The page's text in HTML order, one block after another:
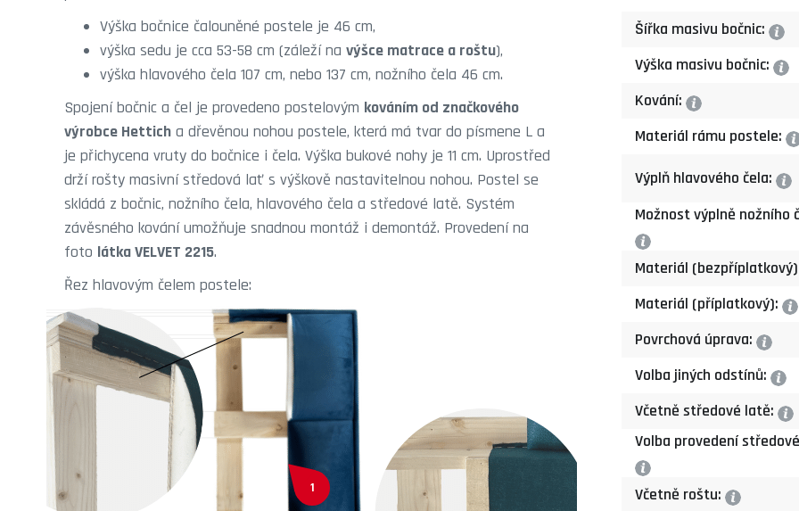
Výška bočnice čalouněné postele je 46 cm,
výška sedu je cca 53-58 cm (záleží na výšce matrace a roštu),
výška hlavového čela 107 cm, nebo 137 cm, nožního čela 46 cm.
Spojení bočnic a čel je provedeno postelovým kováním od značkového
výrobce Hettich a dřevěnou nohou postele, která má tvar do písmene L a
je přichycena vruty do bočnice i čela. Výška bukové nohy je 11 cm. Uprostřed
drží rošty masivní středová lať s výškově nastavitelnou nohou. Postel se
skládá z bočnic, nožního čela, hlavového čela a středové latě. Systém
závěsného kování umožňuje snadnou montáž i demontáž. Provedení na
foto látka VELVET 2215.
Řez hlavovým čelem postele:
1
Šířka masivu bočnic: ?
Výška masivu bočnic: ?
Kování: ?
Materiál rámu postele: ?
Výplň hlavového čela: ?
Možnost výplně nožního
?
Materiál
Materiál (příplatkový): ?
Povrchová úprava: ?
Volba jiných odstínů: ?
Včetně středové latě: ?
Volba provedení
?
Včetně roštu: ?